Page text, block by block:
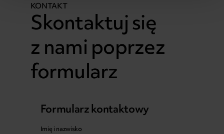
KONTAKT
Skontaktuj się
z nami poprzez
formularz
Formularz kontaktowy
Imię i nazwisko